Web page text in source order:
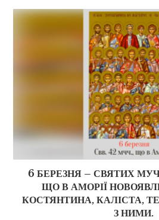
6 БЕРЕЗНЯ – СВЯТИХ
ЩО В АМОРІЇ
КОСТЯНТИНА, КАЛІСТА,
З НИМИ.